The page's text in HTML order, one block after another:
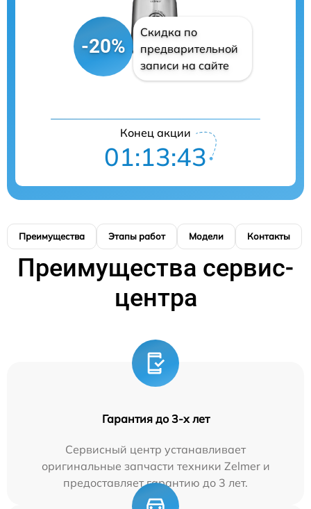
-20%
Скидка по
предварительной
записи на сайте
Конец акции
01:13:41
Преимущества Этапы работ Модели Контакты
Преимущества сервис-
центра
Гарантия до 3-х лет
Сервисный центр устанавливает
оригинальные запчасти техники Zelmer и
предоставляет гарантию до 3 лет.